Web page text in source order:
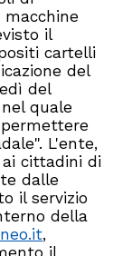
il
cartelli
del
del
quale
L'ente,
cittadini di
dalle
il servizio
della
,
il